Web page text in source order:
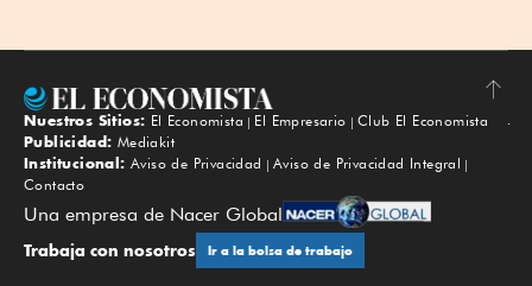
Subir
Nuestros Sitios: El Economista El Empresario
Club El Economista
Publicidad: Mediakit
Institucional: Aviso de Privacidad
Aviso de Privacidad Integral
Contacto
Una empresa de Nacer Global
Trabaja con nosotros Ir a la bolsa de trabajo